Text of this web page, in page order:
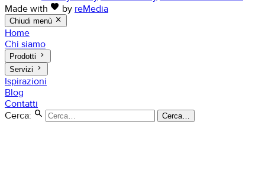
Made with favorite by reMedia
Chiudi menù close
Home
Chi siamo
Prodotti keyboard_arrow_right
Servizi keyboard_arrow_right
Ispirazioni
Blog
Contatti
Cerca: search Cerca…